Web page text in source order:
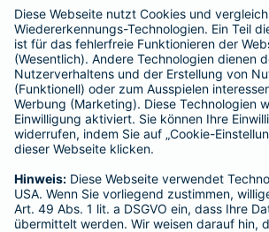
BELIEBTE SEITEN
Kranken-
Tierversicherungen
Haftpflichtversicherung
Hausratversicherung
Adresse ändern
Schaden melden